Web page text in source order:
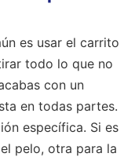
es usar el carrito
todo lo que no
con un
en todas partes.
específica. Si es
pelo, otra para la